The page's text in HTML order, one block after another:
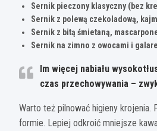
Sernik pieczony klasyczny (bez
Sernik z polewą czekoladową,
Sernik z bitą śmietaną,
Sernik na zimno z owocami i
Im więcej nabiału
czas przechowywania –
Warto też pilnować higieny krojenia.
formie. Lepiej odkroić mniejsze